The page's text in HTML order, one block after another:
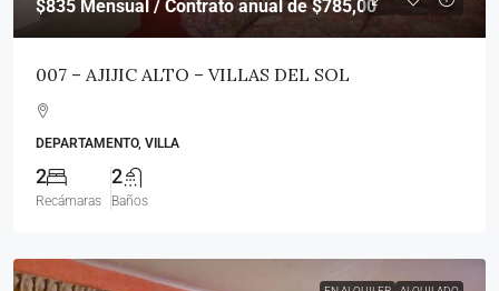
$835 Mensual / Contrato anual de $785,00
007 – AJIJIC ALTO – VILLAS DEL SOL
DEPARTAMENTO, VILLA
2
Recámaras
2
Baños